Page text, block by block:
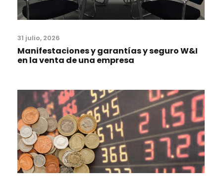
31 julio, 2026
Manifestaciones y garantías y seguro W&I
en la venta de una empresa